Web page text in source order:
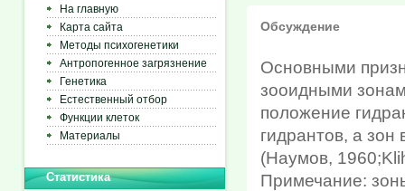
На главную
Карта сайта
Методы психогенетики
Антропогенное загрязнение
Генетика
Естественный отбор
Функции клеток
Материалы
Статистика
Обсуждение
Основными
зооидными
положение
гидрантов, а зон
(Наумов,
Примечание: